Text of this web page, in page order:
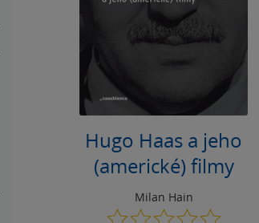
Hugo Haas a jeho
(americké) filmy
Milan Hain
0.0